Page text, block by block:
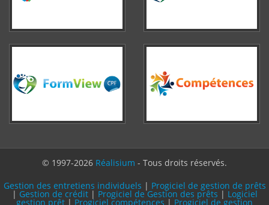
© 1997-2026 Réalisium - Tous droits réservés.
Gestion des entretiens individuels | Progiciel de gestion de prêts
| Gestion de crédit | Progiciel de Gestion des prêts | Logiciel
gestion prêt | Progiciel compétences | Progiciel de gestion